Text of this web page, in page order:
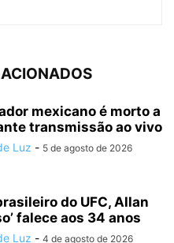
mexicano é morto a
transmissão ao vivo
Luz - 5 de agosto de 2026
do UFC, Allan
falece aos 34 anos
Luz - 4 de agosto de 2026